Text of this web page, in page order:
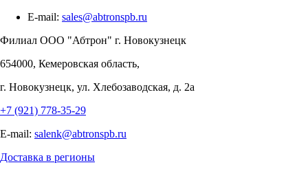
E-mail: sales@abtronspb.ru
Филиал OOO "Абтрон" г. Новокузнецк
654000, Кемеровская область,
г. Новокузнецк, ул. Хлебозаводская, д. 2а
+7 (921) 778-35-29
E-mail: salenk@abtronspb.ru
Доставка в регионы